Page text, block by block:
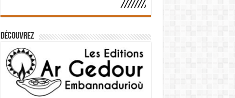
Découvrez